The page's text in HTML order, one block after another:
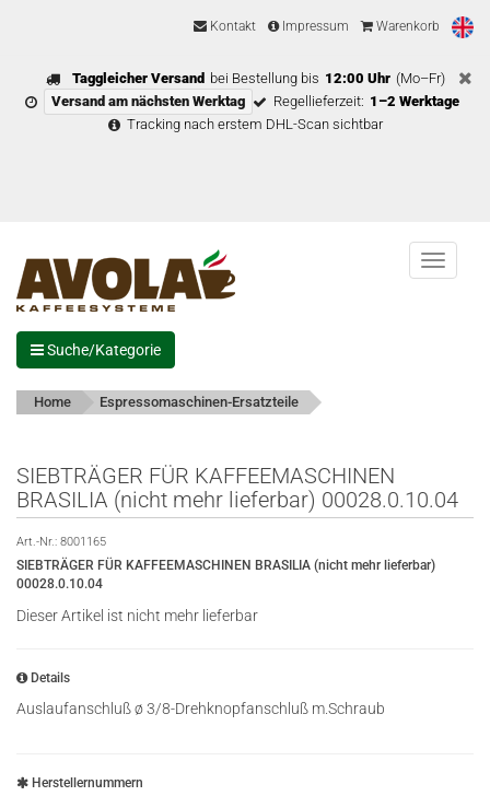
Kontakt Impressum Warenkorb
Taggleicher Versand bei Bestellung bis 12:00 Uhr (Mo–Fr)
Versand am nächsten Werktag
Regellieferzeit: 1–2 Werktage
Tracking nach erstem DHL-Scan sichtbar
Menu
Suche/Kategorie
Home Espressomaschinen-Ersatzteile
SIEBTRÄGER FÜR KAFFEEMASCHINEN
BRASILIA (nicht mehr lieferbar) 00028.0.10.04
Art.-Nr.: 8001165
SIEBTRÄGER FÜR KAFFEEMASCHINEN BRASILIA (nicht mehr lieferbar)
00028.0.10.04
Dieser Artikel ist nicht mehr lieferbar
Details
Auslaufanschluß ø 3/8-Drehknopfanschluß m.Schraub
Herstellernummern